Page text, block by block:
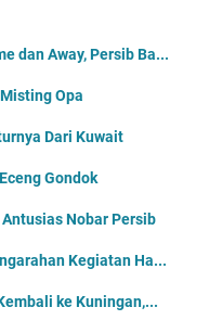
dan Away, Persib Ba...
Opa
Dari Kuwait
Gondok
Nobar Persib
Kegiatan Ha...
ke Kuningan,...